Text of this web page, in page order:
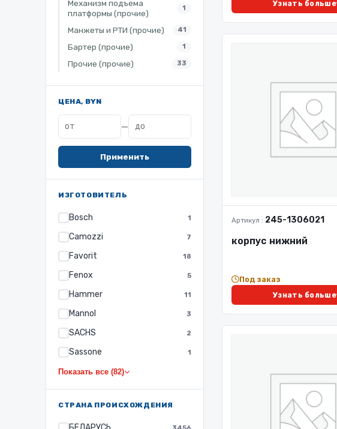
Механизм подъема
платформы (прочие)
1
Манжеты и РТИ (прочие) 41
Бартер (прочие) 1
Прочие (прочие) 33
ЦЕНА, BYN
—
Применить
ИЗГОТОВИТЕЛЬ
Bosch 1
Camozzi 7
Favorit 18
Fenox 5
Hammer 11
Mannol 3
SACHS 2
Sassone 1
Показать все (82)
СТРАНА ПРОИСХОЖДЕНИЯ
Узнать больше
Артикул : 245-1306021
корпус нижний
Под заказ
Узнать больше